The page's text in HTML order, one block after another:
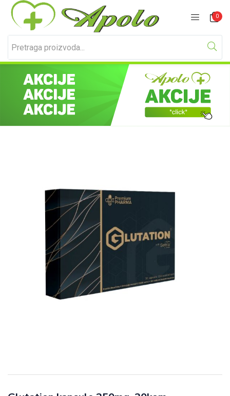
0
Prijavite se Registracija
Unesite svoje korisničko ime i lozinku za prijavu.
Zapamti me Izgubljena lozinka?